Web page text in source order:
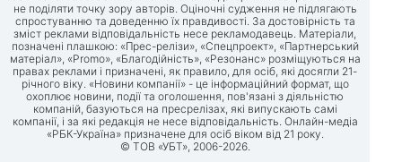
не поділяти точку зору авторів. Оціночні судження не підлягають
спростуванню та доведенню їх правдивості. За достовірність та
зміст реклами відповідальність несе рекламодавець. Матеріали,
позначені плашкою: «Прес-релізи», «Спецпроект», «Партнерський
матеріал», «Promo», «Благодійність», «Резонанс» розміщуються на
правах реклами і призначені, як правило, для осіб, які досягли 21-
річного віку. «Новини компанії» - це інформаційний формат, що
охоплює новини, події та оголошення, пов'язані з діяльністю
компаній, базуються на пресрелізах, які випускають самі
компанії, і за які редакція не несе відповідальність. Онлайн-медіа
«РБК-Україна» призначене для осіб віком від 21 року.
© ТОВ «УБТ», 2006-2026.